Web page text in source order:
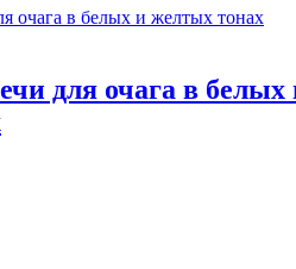
для очага в белых